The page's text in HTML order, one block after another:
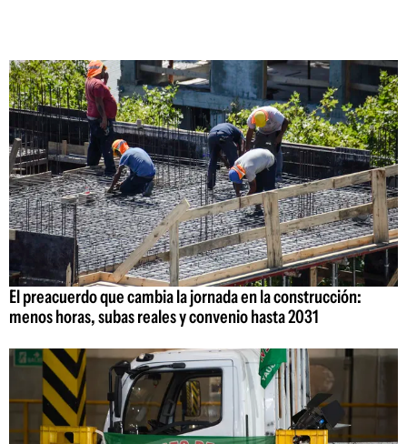
El preacuerdo que cambia la jornada en la construcción:
menos horas, subas reales y convenio hasta 2031